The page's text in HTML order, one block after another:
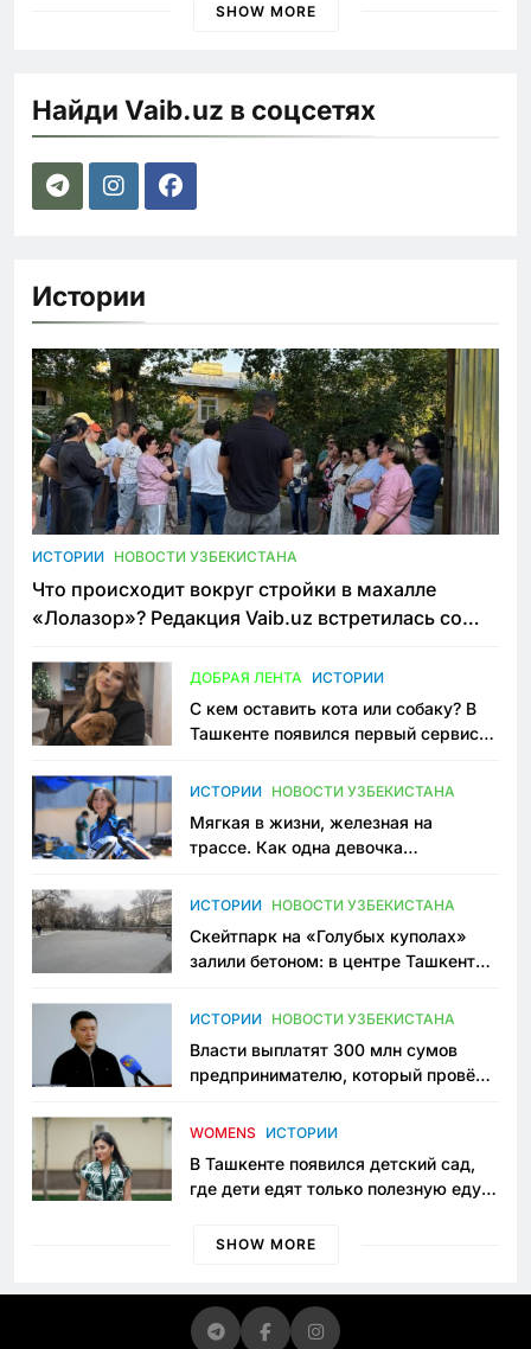
SHOW MORE
Найди Vaib.uz в соцсетях
Истории
ИСТОРИИ НОВОСТИ УЗБЕКИСТАНА
Что происходит вокруг стройки в махалле
«Лолазор»? Редакция Vaib.uz встретилась со
ДОБРАЯ ЛЕНТА ИСТОРИИ
С кем оставить кота или собаку? В
Ташкенте появился первый сервис
ИСТОРИИ НОВОСТИ УЗБЕКИСТАНА
Мягкая в жизни, железная на
трассе. Как одна девочка
Узбекистане
ИСТОРИИ НОВОСТИ УЗБЕКИСТАНА
Скейтпарк на «Голубых куполах»
залили бетоном: в центре Ташкента
пространство
ИСТОРИИ НОВОСТИ УЗБЕКИСТАНА
Власти выплатят 300 млн сумов
предпринимателю, который провёл
приговору
WOMENS ИСТОРИИ
В Ташкенте появился детский сад,
где дети едят только полезную еду.
просить «кашу без сахара»
SHOW MORE